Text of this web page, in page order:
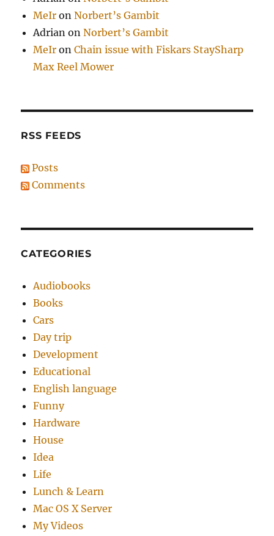
MeIr onNorbert’s Gambit
Adrian onNorbert’s Gambit
MeIr onChain issue with Fiskars StaySharp
Max Reel Mower
RSS FEEDS
Posts
Comments
CATEGORIES
Audiobooks
Books
Cars
Day trip
Development
Educational
English language
Funny
Hardware
House
Idea
Life
Lunch & Learn
Mac OS X Server
My Videos